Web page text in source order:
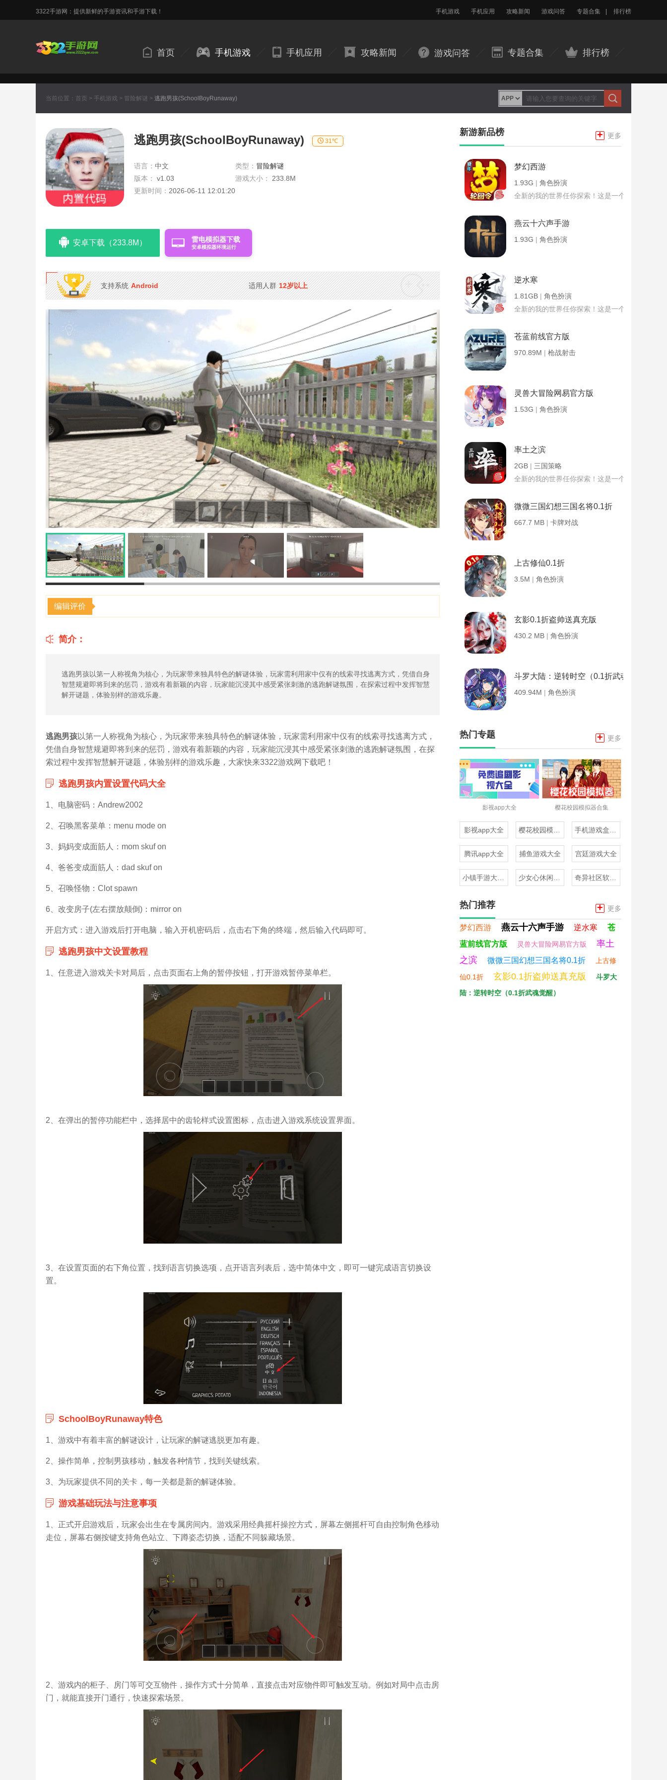
3322手游网：提供新鲜的手游资讯和手游下载！ 手机游戏 手机应用 攻略新闻 游戏问答 专题合集 排行榜
首页 手机游戏 手机应用 攻略新闻 游戏问答 专题合集 排行榜
当前位置： 首页 > 手机游戏 > 冒险解谜 > 逃跑男孩(SchoolBoyRunaway)
逃跑男孩(SchoolBoyRunaway) 31℃
语言： 中文 类型： 冒险解谜
版本：
v1.03 游戏大小：
233.8M
更新时间： 2026-06-11 12:01:20
安卓下载（233.8M） 雷电模拟器下载
安卓模拟器环境运行
支持系统 Android 适用人群 12岁以上
编辑评价
简介：
逃跑男孩以第一人称视角为核心，为玩家带来独具特色的解谜体验，玩家需利用家中仅有的线索寻找逃离方式，凭借自身
智慧规避即将到来的惩罚，游戏有着新颖的内容，玩家能沉浸其中感受紧张刺激的逃跑解谜氛围，在探索过程中发挥智慧
解开谜题，体验别样的游戏乐趣。
逃跑男孩以第一人称视角为核心，为玩家带来独具特色的解谜体验，玩家需利用家中仅有的线索寻找逃离方式，
凭借自身智慧规避即将到来的惩罚，游戏有着新颖的内容，玩家能沉浸其中感受紧张刺激的逃跑解谜氛围，在探
索过程中发挥智慧解开谜题，体验别样的游戏乐趣，大家快来3322游戏网下载吧！
逃跑男孩内置设置代码大全
1、电脑密码：Andrew2002
2、召唤黑客菜单：menu mode on
3、妈妈变成面筋人：mom skuf on
4、爸爸变成面筋人：dad skuf on
5、召唤怪物：Clot spawn
6、改变房子(左右摆放颠倒)：mirror on
开启方式：进入游戏后打开电脑，输入开机密码后，点击右下角的终端，然后输入代码即可。
逃跑男孩中文设置教程
1、任意进入游戏关卡对局后，点击页面右上角的暂停按钮，打开游戏暂停菜单栏。
2、在弹出的暂停功能栏中，选择居中的齿轮样式设置图标，点击进入游戏系统设置界面。
3、在设置页面的右下角位置，找到语言切换选项，点开语言列表后，选中简体中文，即可一键完成语言切换设
置。
SchoolBoyRunaway特色
1、游戏中有着丰富的解谜设计，让玩家的解谜逃脱更加有趣。
2、操作简单，控制男孩移动，触发各种情节，找到关键线索。
3、为玩家提供不同的关卡，每一关都是新的解谜体验。
游戏基础玩法与注意事项
1、正式开启游戏后，玩家会出生在专属房间内。游戏采用经典摇杆操控方式，屏幕左侧摇杆可自由控制角色移动
走位，屏幕右侧按键支持角色站立、下蹲姿态切换，适配不同躲藏场景。
2、游戏内的柜子、房门等可交互物件，操作方式十分简单，直接点击对应物件即可触发互动。例如对局中点击房
门，就能直接开门通行，快速探索场景。
新游新品榜 + 更多
梦幻西游
1.93G | 角色扮演
全新的我的世界任你探索！这是一个小提示字段。
燕云十六声手游
1.93G | 角色扮演
逆水寒
1.81GB | 角色扮演
全新的我的世界任你探索！这是一个小提示字段。
苍蓝前线官方版
970.89M | 枪战射击
灵兽大冒险网易官方版
1.53G | 角色扮演
率土之滨
2GB | 三国策略
全新的我的世界任你探索！这是一个小提示字段。
微微三国幻想三国名将0.1折
667.7 MB | 卡牌对战
上古修仙0.1折
3.5M | 角色扮演
玄影0.1折盗帅送真充版
430.2 MB | 角色扮演
斗罗大陆：逆转时空（0.1折武魂觉醒）
409.94M | 角色扮演
热门专题 + 更多
影视app大全 樱花校园模拟器合集
影视app大全
腾讯app大全 捕鱼游戏大全 宫廷游戏大全
热门推荐 + 更多
梦幻西游 燕云十六声手游 逆水寒
苍
蓝前线官方版
灵兽大冒险网易官方版
率土
之滨
微微三国幻想三国名将0.1折 上古修
仙0.1折 玄影0.1折盗帅送真充版
斗罗大
陆：逆转时空（0.1折武魂觉醒）